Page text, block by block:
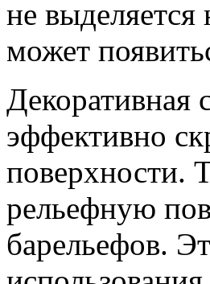
не
может
Декоративная
эффективно
поверхности.
рельефную
барельефов.